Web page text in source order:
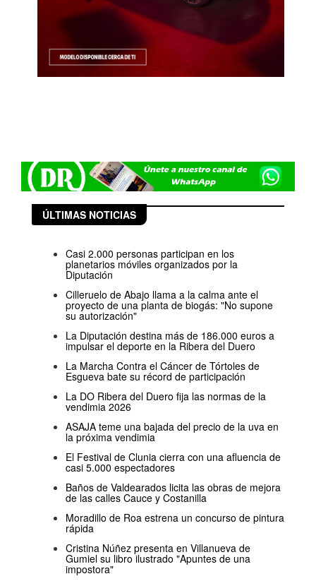
ÚLTIMAS NOTICIAS
Casi 2.000 personas participan en los
planetarios móviles organizados por la
Diputación
Cilleruelo de Abajo llama a la calma ante el
proyecto de una planta de biogás: "No supone
su autorización"
La Diputación destina más de 186.000 euros a
impulsar el deporte en la Ribera del Duero
La Marcha Contra el Cáncer de Tórtoles de
Esgueva bate su récord de participación
La DO Ribera del Duero fija las normas de la
vendimia 2026
ASAJA teme una bajada del precio de la uva en
la próxima vendimia
El Festival de Clunia cierra con una afluencia de
casi 5.000 espectadores
Baños de Valdearados licita las obras de mejora
de las calles Cauce y Costanilla
Moradillo de Roa estrena un concurso de pintura
rápida
Cristina Núñez presenta en Villanueva de
Gumiel su libro ilustrado "Apuntes de una
impostora"